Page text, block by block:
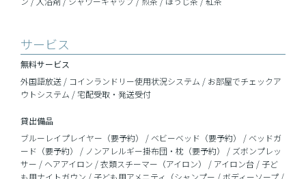
サービス
無料サービス
外国語放送 / コインランドリー使用状況システム / お部屋でチェックア
ウトシステム / 宅配受取・発送受付
貸出備品
ブルーレイプレイヤー（要予約） / ベビーベッド（要予約） / ベッドガ
ード（要予約） / ノンアレルギー掛布団・枕（要予約） / ズボンプレッ
サー / ヘアアイロン / 衣類スチーマー（アイロン） / アイロン台 / 子ど